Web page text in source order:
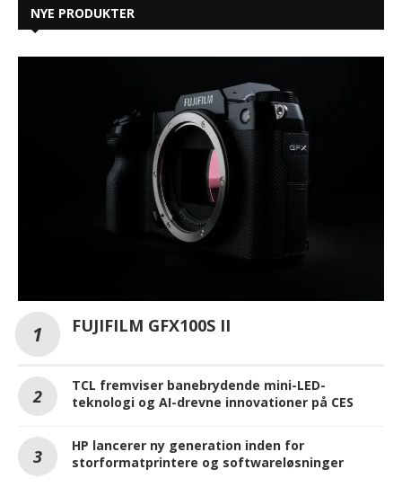
NYE PRODUKTER
FUJIFILM GFX100S II
TCL fremviser banebrydende mini-LED-
teknologi og AI-drevne innovationer på CES
HP lancerer ny generation inden for
storformatprintere og softwareløsninger